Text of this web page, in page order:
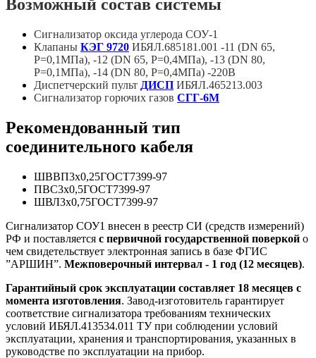
Возможный состав системы
Сигнализатор оксида углерода СОУ-1
Клапаны КЭГ 9720 ИБЯЛ.685181.001 -11 (DN 65,
Р=0,1МПа), -12 (DN 65, Р=0,4МПа), -13 (DN 80,
Р=0,1МПа), -14 (DN 80, Р=0,4МПа) -220В
Диспетчерский пульт ДИСП ИБЯЛ.465213.003
Сигнализатор горючих газов СГГ-6М
Рекомендованный тип
соединительного кабеля
ШВВП3х0,25ГОСТ7399-97
ПВС3х0,5ГОСТ7399-97
ШВЛ3х0,75ГОСТ7399-97
Сигнализатор СОУ1 внесен в реестр СИ (средств измерений)
РФ и поставляется с первичной государственной поверкой о
чем свидетельствует электронная запись в базе ФГИС
”АРШИН”. Межповерочный интервал - 1 год (12 месяцев).
Гарантийный срок эксплуатации составляет 18 месяцев с
момента изготовления. Завод-изготовитель гарантирует
соответствие сигнализатора требованиям технических
условий ИБЯЛ.413534.011 ТУ при соблюдении условий
эксплуатации, хранения и транспортирования, указанных в
руководстве по эксплуатации на прибор.